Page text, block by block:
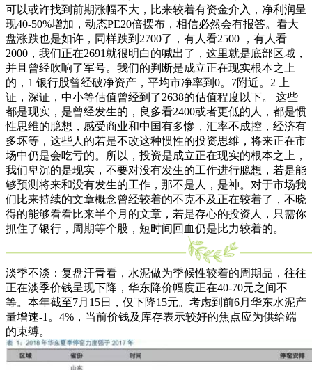
可以或许找到前期涨幅不大，比来较着有资金介入，净利润呈
现40-50%增加，动态PE20倍摆布，相信必然会有报答。看大
盘涨跌也是如许，同样跌到2700了，有人看2500 ，有人看
2000，我们正在2691就很明白的喊出了，这里就是底部区域，
并且曾经吹响了军号。我们的判断是成立正在现实根本之上
的，1 银行股曾经破净资产，平均市净率到0。7附近。2 上
证，深证，中小等估值曾经到了2638的估值程度以下。 这些
都是现实，是曾经发生的，良多看2400或者更低的人，都是惯
性思维的臆想，感受商业和中国有多惨，汇率不成控，经济有
多坏等，这些人的若是不改这种惯性的投资思维，将来正在市
场中仍是会吃亏的。所以，投资是成立正在现实的根本之上，
我们卑沉的是现实，不要对没有发生的工作进行臆想，若是能
够预测将来和没有发生的工作，那不是人，是神。对于市场我
们比来持续的文章概念曾经较着的不克不及正在较着了，不晓
得的能够看看比来半个月的文章，若是存心的投资人，只需你
抓住了银行，周期等个股，短时间回血仍是比力较着的。
淡季不淡：复盘汗青看，水泥做为季候性较着的周期品，往往
正在淡季价钱呈现下降，华东降价幅度正在40-70元之间不
等。本年截至7月15日，仅下降15元。考虑到前6月华东水泥产
量增速-1。4%，当前价钱及库存表示较好的焦点应为供给端
的束缚。